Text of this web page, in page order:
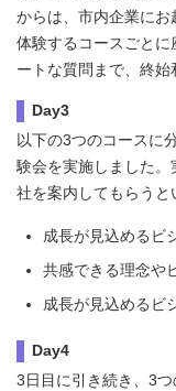
からは、市内企業にお
体験するコースごと
ートな質問まで、終始
Day3
以下の3つのコースに
験会を実施しました
社を案内してもらうと
成長が見込めるビ
共感できる理念や
成長が見込めるビ
Day4
3日目に引き続き、3つ